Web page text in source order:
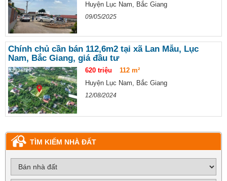
Huyện Lục Nam, Bắc Giang
09/05/2025
Chính chủ cần bán 112,6m2 tại xã Lan Mẫu, Lục
Nam, Bắc Giang, giá đầu tư
620 triệu
112 m²
Huyện Lục Nam, Bắc Giang
12/08/2024
TÌM KIẾM NHÀ ĐẤT